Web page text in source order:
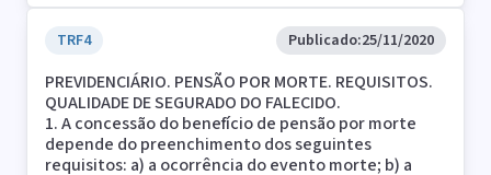
legislação vigente à época do óbito
2. Comprovado o preenchimento de todos os
requisitos legais, a parte autora faz jus ao benefício
de pensão por morte.
TRF4 Publicado:25/11/2020
PREVIDENCIÁRIO. PENSÃO POR MORTE. REQUISITOS.
QUALIDADE DE SEGURADO DO FALECIDO.
1. A concessão do benefício de pensão por morte
depende do preenchimento dos seguintes
requisitos: a) a ocorrência do evento morte; b) a